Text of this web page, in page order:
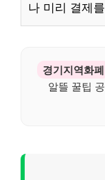
나 미리 결제
경기지역화폐
알뜰 꿀팁